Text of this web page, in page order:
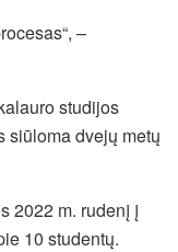
–
studijos
siūloma dvejų metų
2022 m. rudenį į
10 studentų.